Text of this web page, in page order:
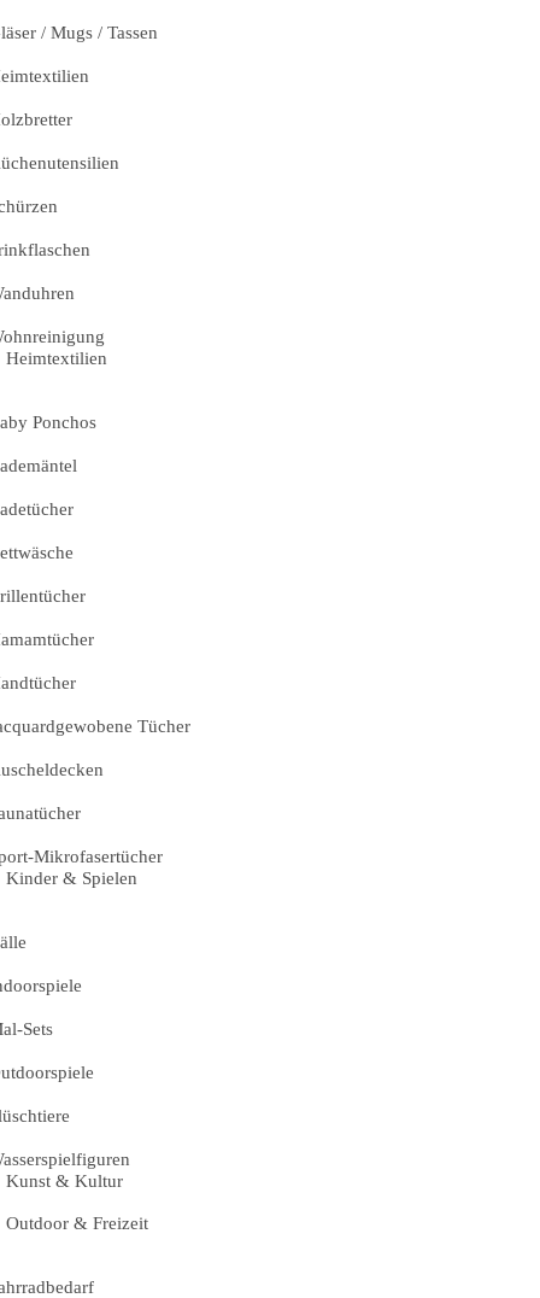
/ Mugs / Tassen
Heimtextilien
Ponchos
Tücher
Mikrofasertücher
Kinder & Spielen
Sets
Kunst & Kultur
Outdoor & Freizeit